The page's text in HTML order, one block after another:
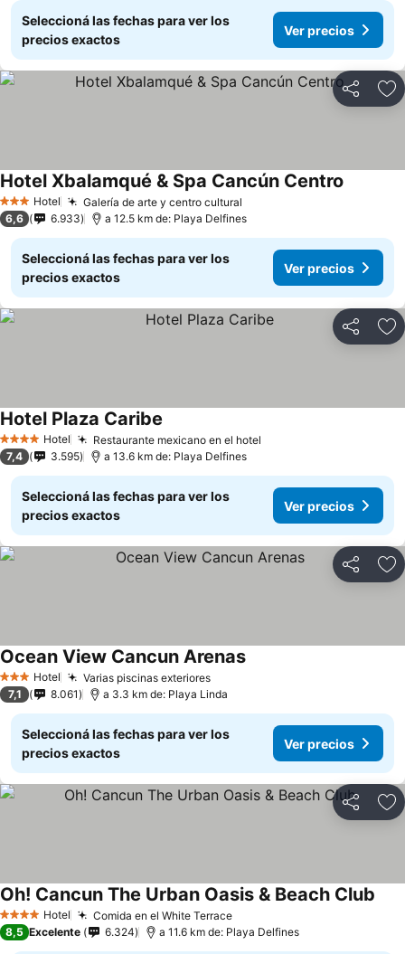
Seleccioná las fechas para ver los
precios exactos
Ver precios
Compartir
3 Estrellas
Hotel Galería de arte y centro cultural
Hotel Xbalamqué & Spa Cancún Centro
6,6 6.933 a 12.5 km de: Playa Delfines
Seleccioná las fechas para ver los
precios exactos
Ver precios
Compartir
4 EstrellasHotel Restaurante mexicano en el hotel
Hotel Plaza Caribe
7,4 3.595 a 13.6 km de: Playa Delfines
Seleccioná las fechas para ver los
precios exactos
Ver precios
Compartir
3 Estrellas
Hotel Varias piscinas exteriores
Ocean View Cancun Arenas
7,1 8.061 a 3.3 km de: Playa Linda
Seleccioná las fechas para ver los
precios exactos
Ver precios
Compartir
4 EstrellasHotel Comida en el White Terrace
Oh! Cancun The Urban Oasis & Beach Club
8,5 Excelente 6.324 a 11.6 km de: Playa Delfines